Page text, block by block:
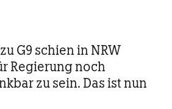
G9 schien in NRW
Regierung noch
zu sein. Das ist nun